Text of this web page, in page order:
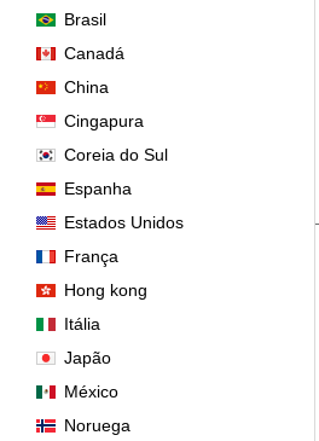
Brasil
Canadá
China
Cingapura
Coreia do Sul
Espanha
Estados Unidos
França
Hong kong
Itália
Japão
México
Noruega